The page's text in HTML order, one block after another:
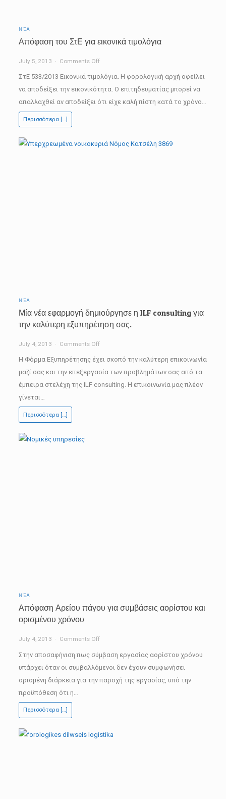
ΝΈΑ
Απόφαση του ΣτΕ για εικονικά τιμολόγια
July 5, 2013 Comments Offon
Απόφαση
ΣτΕ
ΣτΕ 533/2013 Εικονικά τιμολόγια. Η φορολογική αρχή οφείλει
να αποδείξει την εικονικότητα. Ο επιτηδευματίας μπορεί να
απαλλαχθεί αν αποδείξει ότι είχε καλή πίστη κατά το χρόνο…
Περισσότερα […]
ΝΈΑ
Μία νέα εφαρμογή δημιούργησε η ILF consulting για
την καλύτερη εξυπηρέτηση σας.
July 4, 2013 Comments Offon
νέα
εφαρμογή
Η Φόρμα Εξυπηρέτησης έχει σκοπό την καλύτερη επικοινωνία
μαζί σας και την επεξεργασία των προβλημάτων σας από τα
έμπειρα στελέχη της ILF consulting. Η επικοινωνία μας πλέον
γίνεται…
Περισσότερα […]
ΝΈΑ
Απόφαση Αρείου πάγου για συμβάσεις αορίστου και
ορισμένου χρόνου
July 4, 2013 Comments Offon
Απόφαση
Αρείου
Στην αποσαφήνιση πως σύμβαση εργασίας αορίστου χρόνου
υπάρχει όταν οι συμβαλλόμενοι δεν έχουν συμφωνήσει
ορισμένη διάρκεια για την παροχή της εργασίας, υπό την
προϋπόθεση ότι η…
Περισσότερα […]